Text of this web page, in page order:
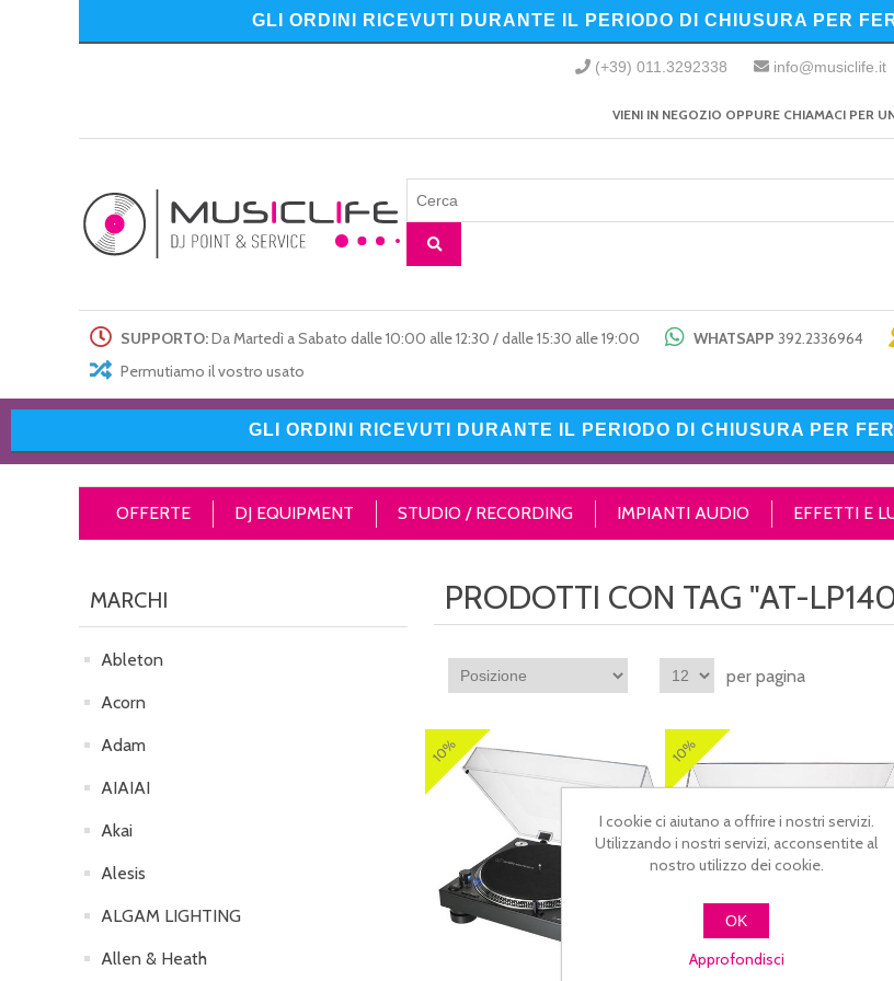
GLI ORDINI RICEVUTI DURANTE IL PERIODO DI CHIUSURA PER
(+39) 011.3292338 info@musiclife.it
VIENI IN NEGOZIO OPPURE CHIAMACI PER
SUPPORTO:Da Martedì a Sabato dalle 10:00 alle 12:30 / dalle 15:30 alle 19:00 WHATSAPP 392.2336964
Permutiamo il vostro usato
GLI ORDINI RICEVUTI DURANTE IL PERIODO DI CHIUSURA PER
OFFERTE DJ EQUIPMENT STUDIO / RECORDING IMPIANTI AUDIO EFFETTI E
PRODOTTI CON TAG "AT-
per pagina
10% 10%
MARCHI
Ableton
Acorn
Adam
AIAIAI
Akai
Alesis
ALGAM LIGHTING
Allen & Heath
I cookie ci aiutano a offrire i nostri servizi.
Utilizzando i nostri servizi, acconsentite al
nostro utilizzo dei cookie.
OK
Approfondisci